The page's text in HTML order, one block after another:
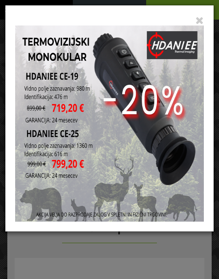
de
Vaša košarica je še prazna
Domov Optika, kamere in montaže Nočna optika
Razvrsti po: ceni nazivu
Nočna optika